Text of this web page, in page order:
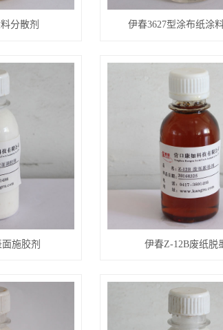
分散剂 伊春3627型涂布纸涂
施胶剂 伊春Z-12B废纸脱